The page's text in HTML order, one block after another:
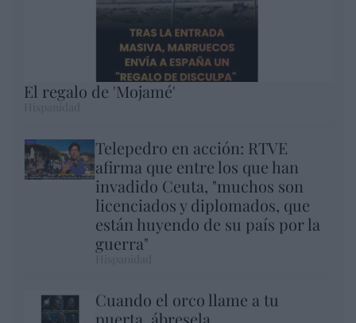
El regalo de 'Mojamé'
Telepedro en acción: RTVE
afirma que entre los que han
invadido Ceuta, "muchos son
licenciados y diplomados, que
están huyendo de su país por la
guerra"
Cuando el orco llame a tu